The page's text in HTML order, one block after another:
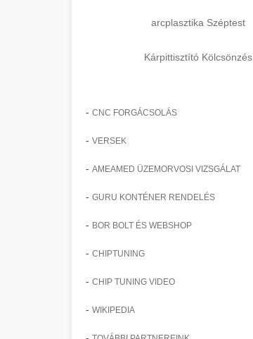
arcplasztika Széptest
Kárpittisztító Kölcsönzés
- CNC FORGÁCSOLÁS
- VERSEK
- AMEAMED ÜZEMORVOSI VIZSGÁLAT
- GURU KONTÉNER RENDELÉS
- BOR BOLT ÉS WEBSHOP
- CHIPTUNING
- CHIP TUNING VIDEO
- WIKIPEDIA